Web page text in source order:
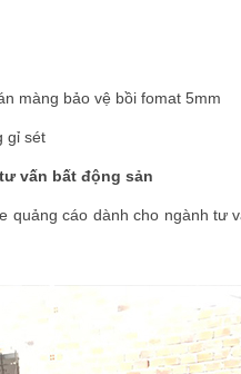
màng bảo vệ bồi fomat 5mm
gỉ sét
vấn bất động sản
quảng cáo dành cho ngành tư